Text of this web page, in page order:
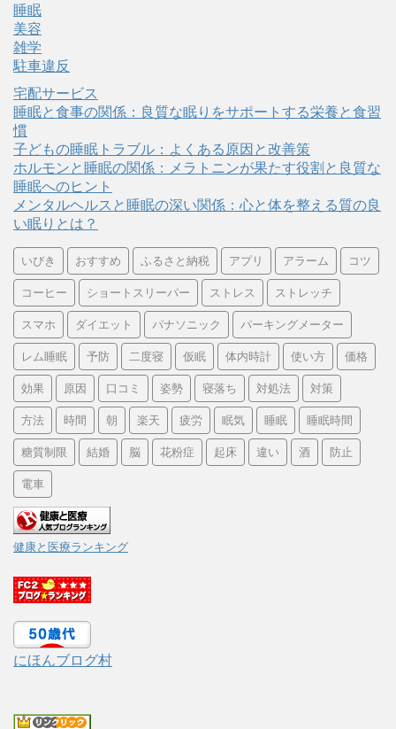
睡眠
美容
雑学
駐車違反
宅配サービス
睡眠と食事の関係：良質な眠りをサポートする栄養と食習
慣
子どもの睡眠トラブル：よくある原因と改善策
ホルモンと睡眠の関係：メラトニンが果たす役割と良質な
睡眠へのヒント
メンタルヘルスと睡眠の深い関係：心と体を整える質の良
い眠りとは？
いびき おすすめ ふるさと納税 アプリ アラーム コツ
コーヒー ショートスリーパー ストレス ストレッチ
スマホ ダイエット パナソニック パーキングメーター
レム睡眠 予防 二度寝 仮眠 体内時計 使い方 価格
効果 原因 口コミ 姿勢 寝落ち 対処法 対策
方法 時間 朝 楽天 疲労 眠気 睡眠 睡眠時間
糖質制限 結婚 脳 花粉症 起床 違い 酒 防止
電車
健康と医療ランキング
にほんブログ村